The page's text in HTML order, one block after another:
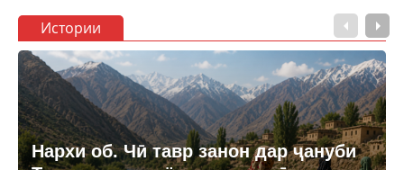
Истории
Нархи об. Чӣ тавр занон дар ҷануби